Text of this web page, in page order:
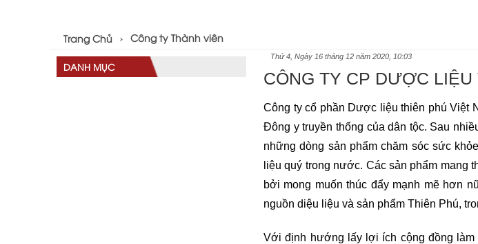
Trang Chủ Công ty Thành viên
DANH MỤC
Thứ 4, Ngày 16 tháng 12 năm 2020, 10:03
CÔNG TY CP DƯỢC
Công ty cổ phần Dược liệu thiên phú Việt
Đông y truyền thống của dân tộc. Sau
những dòng sản phẩm chăm sóc sức
liệu quý trong nước. Các sản phẩm mang
bởi mong muốn thúc đẩy mạnh mẽ hơn
nguồn diệu liệu và sản phẩm Thiên Phú,
Với định hướng lấy lợi ích cộng đồng làm